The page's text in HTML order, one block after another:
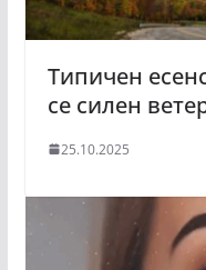
Типичен
се силен
25.10.2025